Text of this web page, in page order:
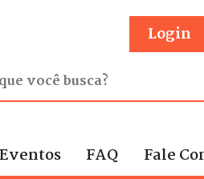
Login
Eventos FAQ Fale